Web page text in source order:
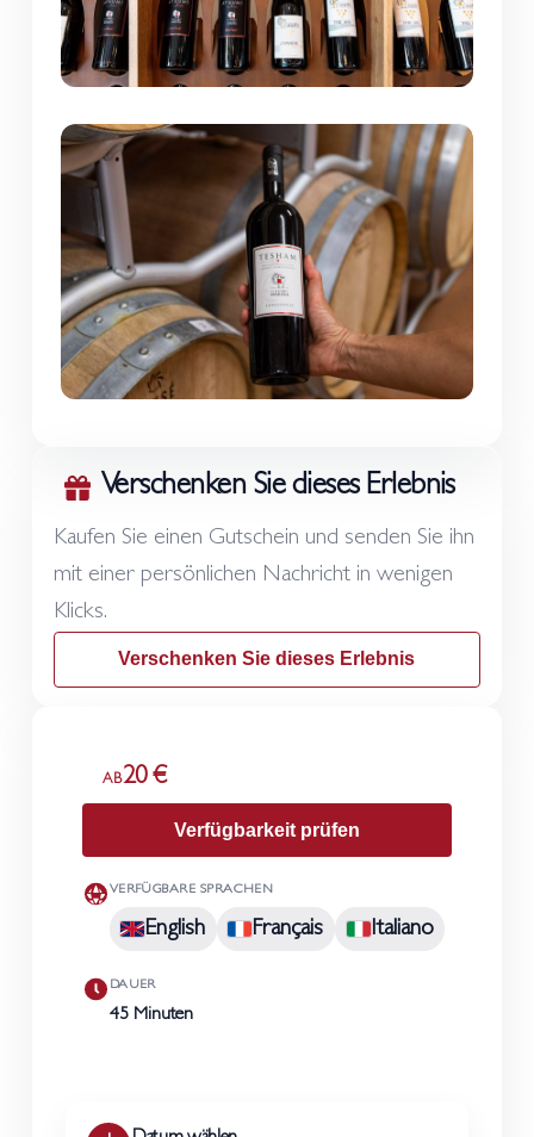
AB20 €
Verfügbarkeit prüfen
VERFÜGBARE SPRACHEN
English Français Italiano
DAUER
45 Minuten
Verschenken Sie dieses Erlebnis
Kaufen Sie einen Gutschein und senden Sie ihn
mit einer persönlichen Nachricht in wenigen
Klicks.
Verschenken Sie dieses Erlebnis